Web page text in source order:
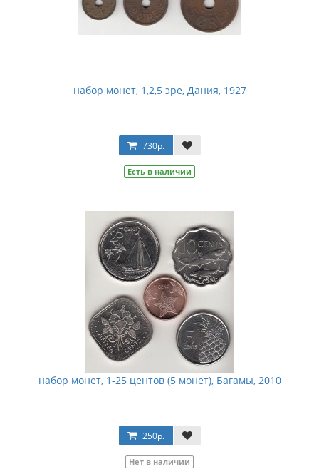
набор монет, 1,2,5 эре, Дания, 1927
730р.
Есть в наличии
набор монет, 1-25 центов (5 монет), Багамы, 2010
250р.
Нет в наличии